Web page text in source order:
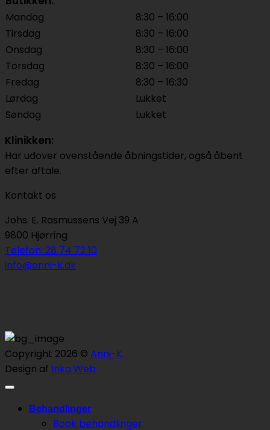
Mandag
8:30 – 16:00
Tirsdag
8:30 – 16:00
Onsdag
8:30 – 16:00
Torsdag
8:30 – 16:00
Fredag
8:30 – 16:30
Lørdag
Lukket
Søndag
Lukket
Klinikken:
Har udover ovenstående åbningstider, også åbent
efter aftale.
Kontakt os
Johs. E. Rasmussens Vej 39 A
9800 Hjørring
Telefon: 28 74 72 10
info@anni-k.dk
Copyright 2026 © Anni-K.
Design af Inka Web
Behandlinger
Book behandlinger